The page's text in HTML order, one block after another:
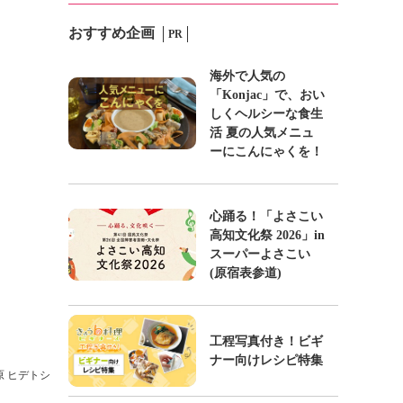
ヒデトシ
おすすめ企画 PR
海外で人気の
「Konjac」で、おい
しくヘルシーな食生
活 夏の人気メニュ
ーにこんにゃくを！
心踊る！「よさこい
高知文化祭 2026」in
スーパーよさこい
(原宿表参道)
工程写真付き！ビギ
ナー向けレシピ特集